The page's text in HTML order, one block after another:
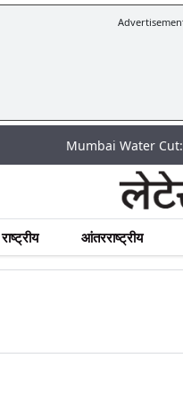
Mumbai Water Cut: मुंबई मध्ये
राष्ट्रीय आंतरराष्ट्रीय